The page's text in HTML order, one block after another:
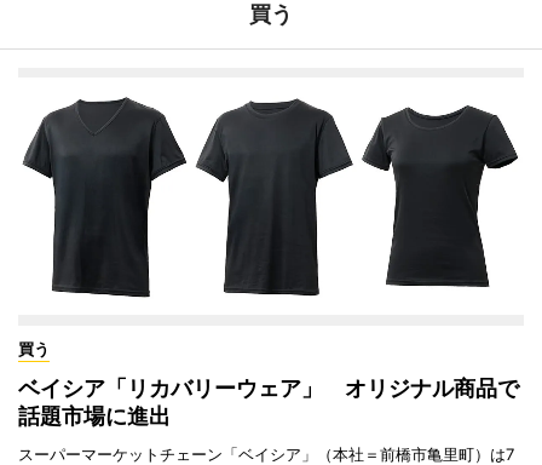
買う
買う
ベイシア「リカバリーウェア」 オリジナル商品で
話題市場に進出
スーパーマーケットチェーン「ベイシア」（本社＝前橋市亀里町）は7